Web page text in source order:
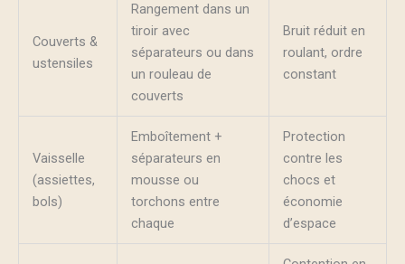
Couverts &
ustensiles
Rangement dans un
tiroir avec
séparateurs ou dans
un rouleau de
couverts
Bruit réduit en
roulant, ordre
constant
Vaisselle
(assiettes,
bols)
Emboîtement +
séparateurs en
mousse ou
torchons entre
chaque
Protection
contre les
chocs et
économie
d’espace